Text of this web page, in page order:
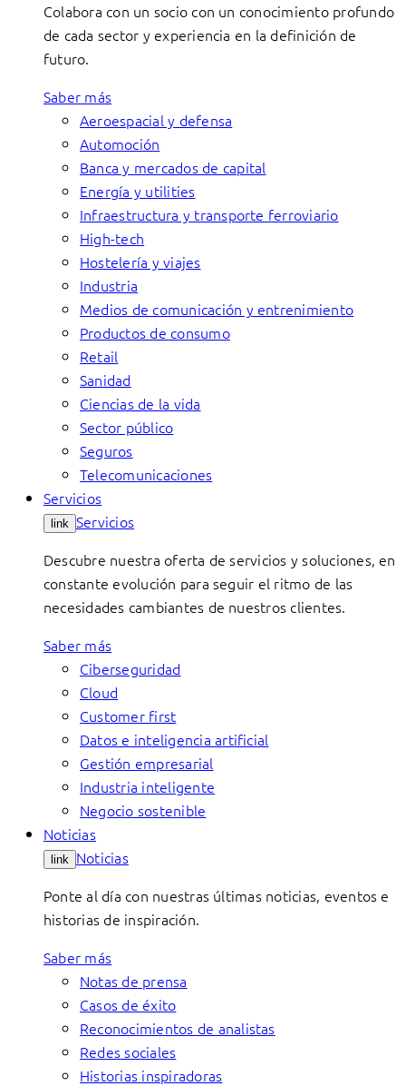
Colabora con un socio con un conocimiento profundo
de cada sector y experiencia en la definición de
futuro.
Saber más
Aeroespacial y defensa
Automoción
Banca y mercados de capital
Energía y utilities
Infraestructura y transporte ferroviario
High-tech
Hostelería y viajes
Industria
Medios de comunicación y entrenimiento
Productos de consumo
Retail
Sanidad
Ciencias de la vida
Sector público
Seguros
Telecomunicaciones
Servicios
link Servicios
Descubre nuestra oferta de servicios y soluciones, en
constante evolución para seguir el ritmo de las
necesidades cambiantes de nuestros clientes.
Saber más
Ciberseguridad
Cloud
Customer first
Datos e inteligencia artificial
Gestión empresarial
Industria inteligente
Negocio sostenible
Noticias
link Noticias
Ponte al día con nuestras últimas noticias, eventos e
historias de inspiración.
Saber más
Notas de prensa
Casos de éxito
Reconocimientos de analistas
Redes sociales
Historias inspiradoras